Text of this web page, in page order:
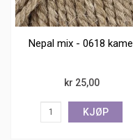
Nepal mix - 0618 kamel
kr 25,00
KJØP